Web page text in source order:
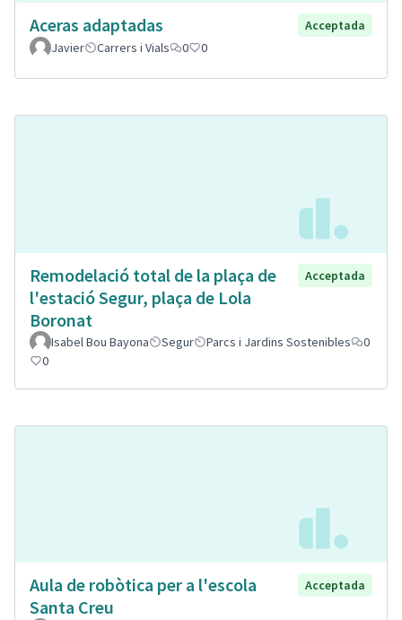
Aceras adaptadas
Acceptada
Javier
Carrers i Vials 0 0
Remodelació total de la plaça de
l'estació Segur, plaça de Lola
Boronat
Acceptada
Isabel Bou Bayona Segur Parcs i Jardins Sostenibles
0
0
Aula de robòtica per a l'escola
Santa Creu
Acceptada